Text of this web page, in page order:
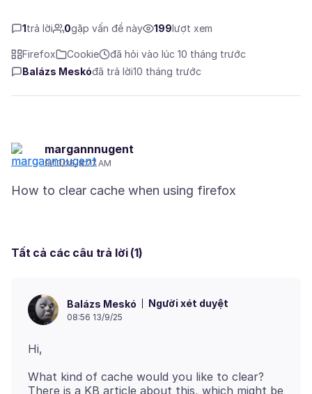
1trả lời 0gặp vấn đề này 199lượt xem
Firefox Cookie
đã hỏi vào lúc 10 tháng trước
Balázs Meskóđã trả lời10 tháng trước
margannnugent
9/13/25, 8:27 AM
Tất cả các câu trả lời (1)
Balázs Meskó Người xét duyệt
08:56 13/9/25
What kind of cache would you like to clear?
There is a KB article about this, which might be